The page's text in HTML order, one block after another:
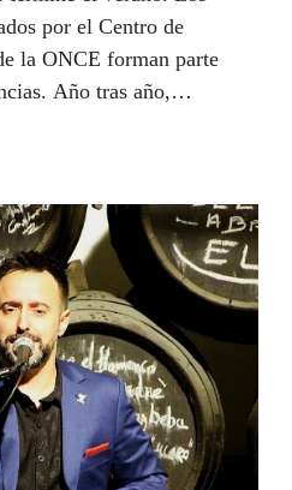
por el Centro de
la ONCE forman parte
Año tras año,
a sus necesidades. Una
parte de las
pequeños, que esperan
semana de convivir con